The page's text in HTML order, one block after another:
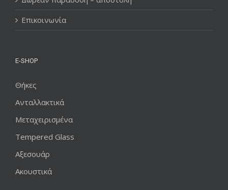
Επικοινωνία
E-SHOP
Θήκες
Ανταλλακτικά
Μεταχειρισμένα
Tempered Glass
Αξεσουάρ
Ακουστικά